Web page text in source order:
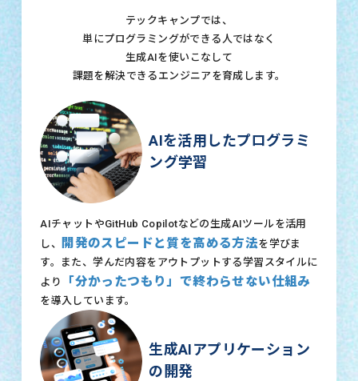
テックキャンプでは、
単にプログラミングができる人ではなく
生成AIを使いこなして
課題を解決できるエンジニアを育成します。
AIを活用したプログラミ
ング学習
AIチャットやGitHub Copilotなどの生成AIツールを活用
し、
開発のスピードと質を高める方法を学びま
す。また、学んだ内容をアウトプットする学習スタイルに
より
「分かったつもり」で終わらせない仕組み
を導入しています。
生成AIアプリケーション
の開発